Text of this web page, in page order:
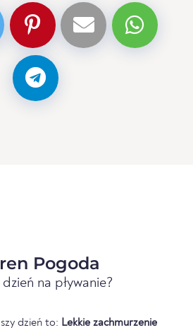
Pogoda
na pływanie?
dzień to: Lekkie zachmurzenie